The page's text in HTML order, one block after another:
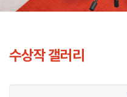
수상작 갤러리